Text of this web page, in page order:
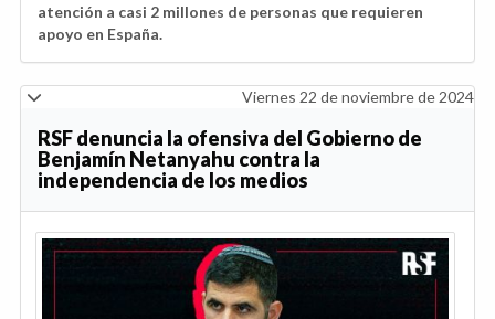
atención a casi 2 millones de personas que requieren
apoyo en España.
Viernes 22 de noviembre de 2024
RSF denuncia la ofensiva del Gobierno de
Benjamín Netanyahu contra la
independencia de los medios